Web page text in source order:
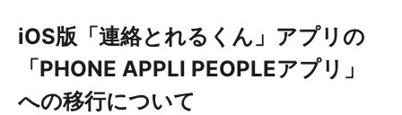
iOS版「連絡とれるくん」アプリの
「PHONE APPLI PEOPLEアプリ」
への移行について